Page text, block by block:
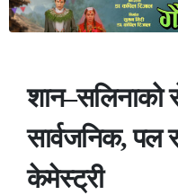
शान–सलिनाको
सार्वजनिक, पल
केमेस्ट्री